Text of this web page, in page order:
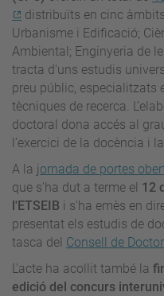
distribuïts en cinc
Urbanisme i Edificació;
Ambiental; Enginyeria de
tracta d'uns estudis
preu públic, especialitzats
tècniques de recerca.
doctoral dona accés al
l’exercici de la docència i
A la jornada de portes
que s'ha dut a terme el 12
l'ETSEIB i s'ha emès en
presentat els estudis de
tasca del Consell de
L'acte ha acollit també la
edició del concurs